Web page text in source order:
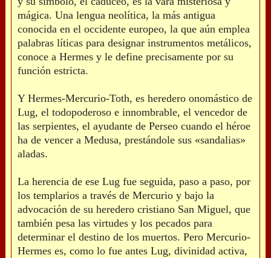
mágica. Una lengua neolítica, la más antigua
conocida en el occidente europeo, la que aún emplea
palabras líticas para designar instrumentos metálicos,
conoce a Hermes y le define precisamente por su
función estricta.
Y Hermes-Mercurio-Toth, es heredero onomástico de
Lug, el todopoderoso e innombrable, el vencedor de
las serpientes, el ayudante de Perseo cuando el héroe
ha de vencer a Medusa, prestándole sus «sandalias»
aladas.
La herencia de ese Lug fue seguida, paso a paso, por
los templarios a través de Mercurio y bajo la
advocación de su heredero cristiano San Miguel, que
también pesa las virtudes y los pecados para
determinar el destino de los muertos. Pero Mercurio-
Hermes es, como lo fue antes Lug, divinidad activa,